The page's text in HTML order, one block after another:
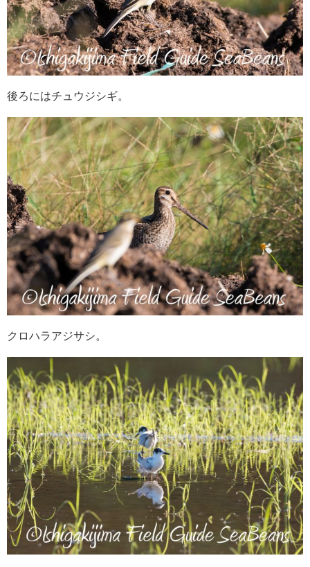
後ろにはチュウジシギ。
クロハラアジサシ。